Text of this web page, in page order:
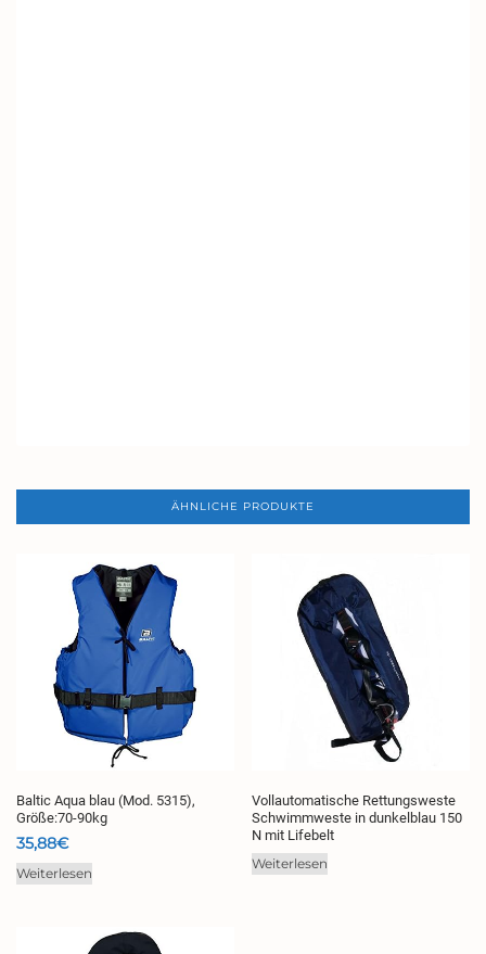
ÄHNLICHE PRODUKTE
Baltic Aqua blau (Mod. 5315),
Größe:70-90kg
35,88€
Weiterlesen
Vollautomatische Rettungsweste
Schwimmweste in dunkelblau 150
N mit Lifebelt
Weiterlesen